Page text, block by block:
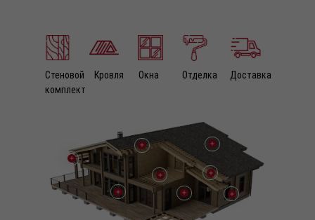
Кровля Отделка
Стеновой
комплект
Окна Доставка